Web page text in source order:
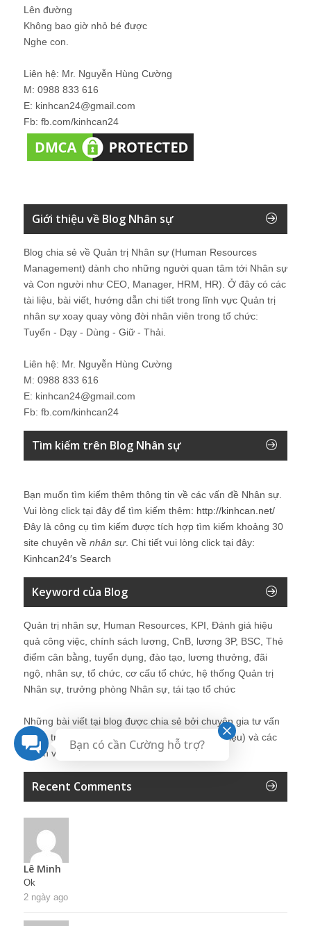
Lên đường
Không bao giờ nhỏ bé được
Nghe con.
Liên hệ: Mr. Nguyễn Hùng Cường
M: 0988 833 616
E: kinhcan24@gmail.com
Fb: fb.com/kinhcan24
Giới thiệu về Blog Nhân sự
Blog chia sẻ về Quản trị Nhân sự (Human Resources
Management) dành cho những người quan tâm tới Nhân sự
và Con người như CEO, Manager, HRM, HR). Ở đây có các
tài liệu, bài viết, hướng dẫn chi tiết trong lĩnh vực Quản trị
nhân sự xoay quay vòng đời nhân viên trong tổ chức:
Tuyển - Dạy - Dùng - Giữ - Thải.
Liên hệ: Mr. Nguyễn Hùng Cường
M: 0988 833 616
E: kinhcan24@gmail.com
Fb: fb.com/kinhcan24
Tìm kiếm trên Blog Nhân sự
Bạn muốn tìm kiếm thêm thông tin về các vấn đề Nhân sự
Vui lòng click tại đây để tìm kiếm thêm: http://kinhcan.net/
Đây là công cụ tìm kiếm được tích hợp tìm kiếm khoảng 30
site chuyên về nhân sự. Chi tiết vui lòng click tại đây:
Kinhcan24′s Search
Keyword của Blog
Quản trị nhân sự, Human Resources, KPI, Đánh giá hiệu
quả công việc, chính sách lương, CnB, lương 3P, BSC, Thẻ
điểm cân bằng, tuyển dụng, đào tạo, lương thưởng, đãi
ngộ, nhân sự, tổ chức, cơ cấu tổ chức, hệ thống Quản trị
Nhân sự, trưởng phòng Nhân sự, tái tạo tổ chức
Những bài viết tại blog được chia sẻ bởi chuyên gia tư vấn
Quản trị Nhân sự Nguyễn Hùng Cường (
giới thiệu) và các
thành viên khác trong cộng đồng Nhân sự.
Recent Comments
Lê Minh
Ok
2 ngày ago
Bạn có cần Cường hỗ trợ?